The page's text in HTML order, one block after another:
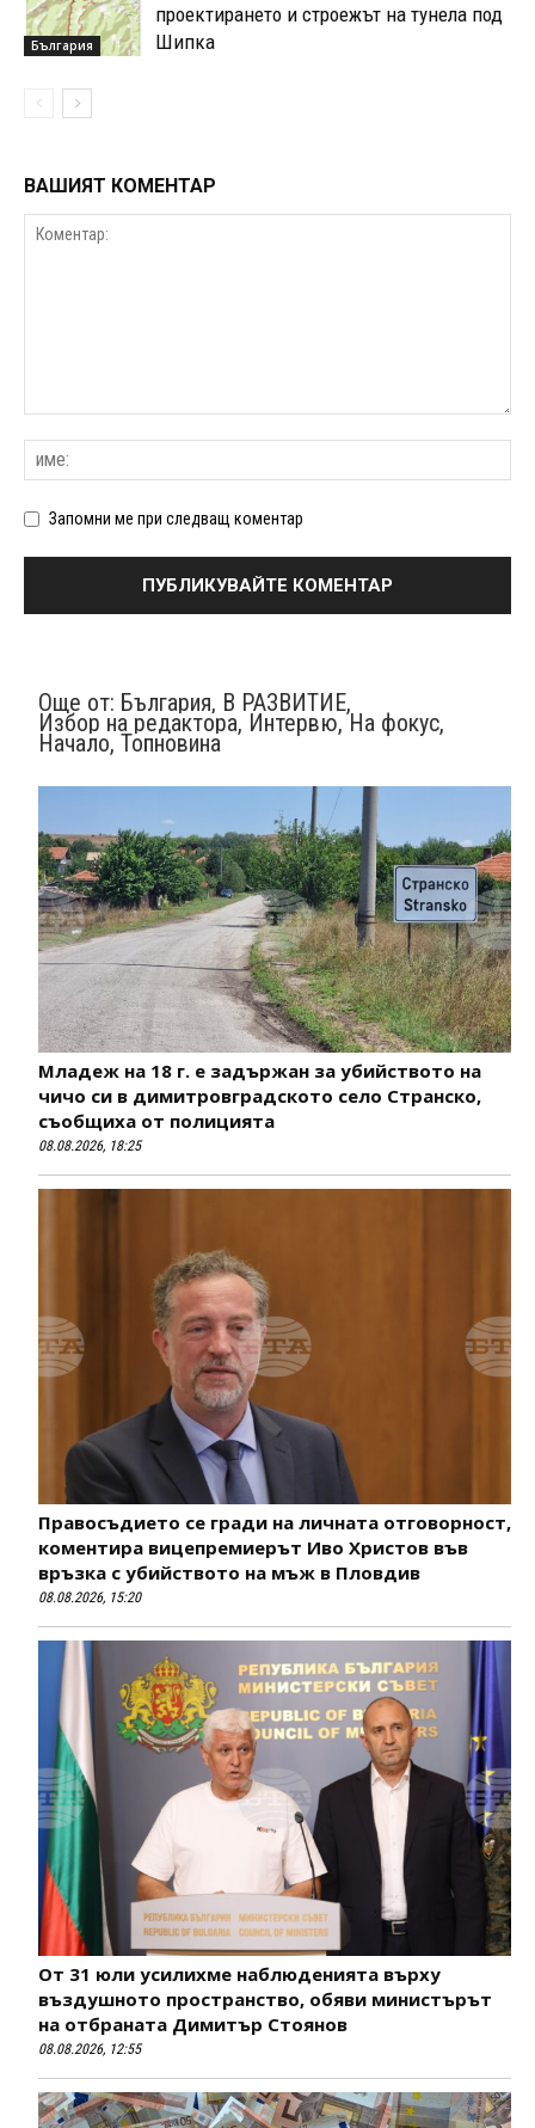
България
проектирането и строежът на тунела под
Шипка
ВАШИЯТ КОМЕНТАР
Запомни ме при следващ коментар
Още от: България, В РАЗВИТИЕ,
Избор на редактора, Интервю,На фокус,
Начало, Топновина
Младеж на 18 г. е задържан за убийството на
чичо си в димитровградското село Странско,
съобщиха от полицията
08.08.2026, 18:25
Правосъдието се гради на личната отговорност,
коментира вицепремиерът Иво Христов във
връзка с убийството на мъж в Пловдив
08.08.2026, 15:20
От 31 юли усилихме наблюденията върху
въздушното пространство, обяви министърът
на отбраната Димитър Стоянов
08.08.2026, 12:55